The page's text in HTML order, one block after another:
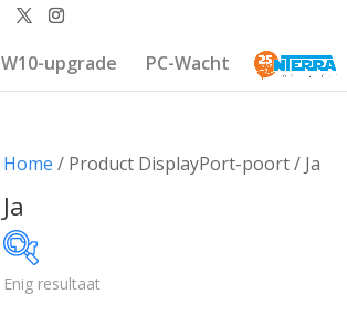
W10-upgrade PC-Wacht
Home / Product DisplayPort-poort / Ja
Ja
Enig resultaat